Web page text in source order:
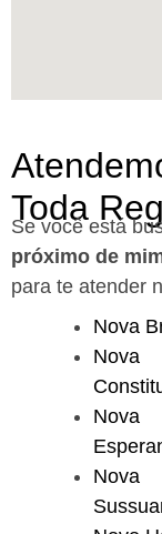
Toda
Se você está
próximo de
para te atender
Nova
Nova
Nova
Nova